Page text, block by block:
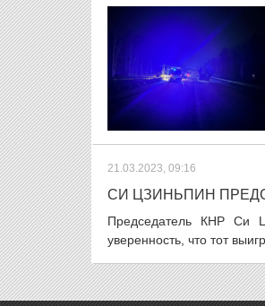
21.03.2023, 09:16
СИ ЦЗИНЬПИН
Председатель КНР Си
уверенность, что тот